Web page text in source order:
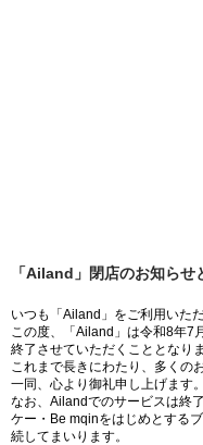
「Ailand」閉店のお知ら
いつも「Ailand」をご利用いた
この度、「Ailand」は令和8年7
終了させていただくこととなりま
これまで長きにわたり、多くの
一同、心より御礼申し上げます。
なお、Ailandでのサービスは終
ケー・Be mqinをはじめとする
続してまいります。